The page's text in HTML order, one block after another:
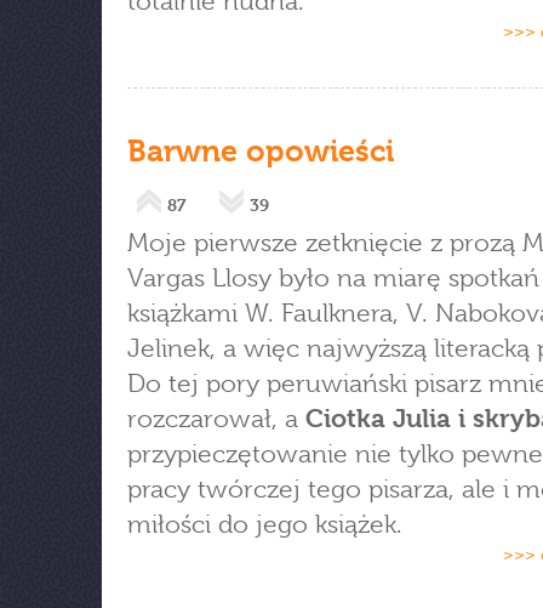
>>>
Barwne opowieści
87 39
Moje pierwsze zetknięcie z prozą
Vargas Llosy było na miarę
książkami W. Faulknera, V.
Jelinek, a więc najwyższą literacką
Do tej pory peruwiański pisarz
rozczarował, a Ciotka Julia i
przypieczętowanie nie tylko
pracy twórczej tego pisarza, ale i
miłości do jego książek.
>>>